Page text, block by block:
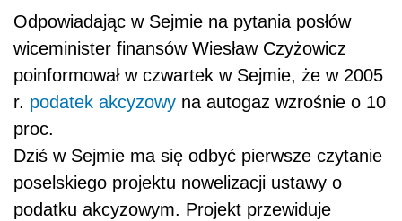
Odpowiadając w Sejmie na pytania posłów
wiceminister finansów Wiesław Czyżowicz
poinformował w czwartek w Sejmie, że w 2005
r. podatek akcyzowy na autogaz wzrośnie o 10
proc.
Dziś w Sejmie ma się odbyć pierwsze czytanie
poselskiego projektu nowelizacji ustawy o
podatku akcyzowym. Projekt przewiduje